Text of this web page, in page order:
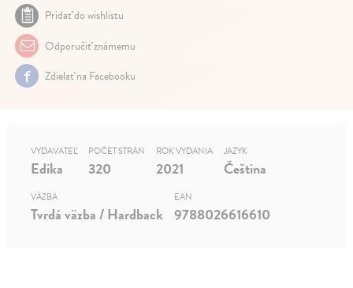
Pridať do wishlistu
Odporučiť známemu
Zdielať na Facebooku
VYDAVATEĽ
Edika
POČET STRÁN
320
ROK VYDANIA
2021
JAZYK
Čeština
VÄZBA
Tvrdá väzba / Hardback
EAN
9788026616610